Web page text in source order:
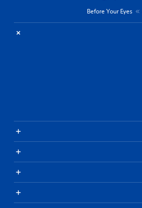
Before Your Eyes